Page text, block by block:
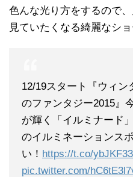
色んな光り方をするので
見ていたくなる綺麗なシ
12/19スタート『ウィ
のファンタジー2015』
が輝く「イルミナード
のイルミネーションス
い！ https://t.co/
pic.twitter.com/